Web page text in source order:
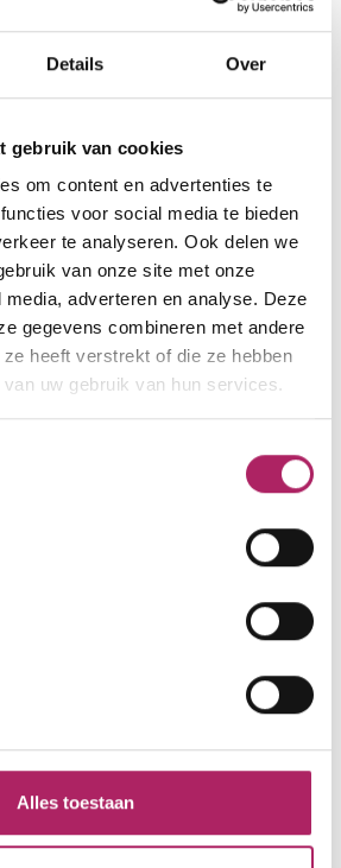
Details Over
gebruik van cookies
om content en advertenties te
voor social media te bieden
te analyseren. Ook delen we
van onze site met onze
adverteren en analyse. Deze
gegevens combineren met andere
heeft verstrekt of die ze hebben
uw gebruik van hun services.
Alles toestaan
nu open
- 22:00
- 22:00